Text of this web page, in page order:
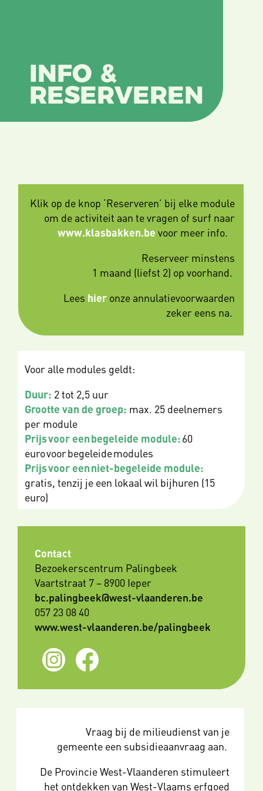
Contact
Bezoekerscentrum Palingbeek
Vaartstraat 7 – 8900 Ieper
bc.palingbeek@west-vlaanderen.be
057 23 08 40
www.west-vlaanderen.be/palingbeek
Voor alle modules geldt:
Duur: 2 tot 2,5 uur
Grootte van de groep: max. 25 deelnemers
per module
Prijs voor een begeleide module:60
euro voor begeleide modules
Prijs voor een niet-begeleide module:
gratis, tenzij je een lokaal wil bijhuren (15
euro)
Klik op de knop ‘Reserveren’ bij elke module
om de activiteit aan te vragen of surf naar
www.klasbakken.be voor meer info.
Reserveer minstens
1 maand (liefst 2) op voorhand.
Lees hier onze annulatievoorwaarden
zeker eens na.
INFO &
RESERVEREN
Vraag bij de milieudienst van je
gemeente een subsidieaanvraag aan.
De Provincie West-Vlaanderen stimuleert
het ontdekken van West-Vlaams erfgoed